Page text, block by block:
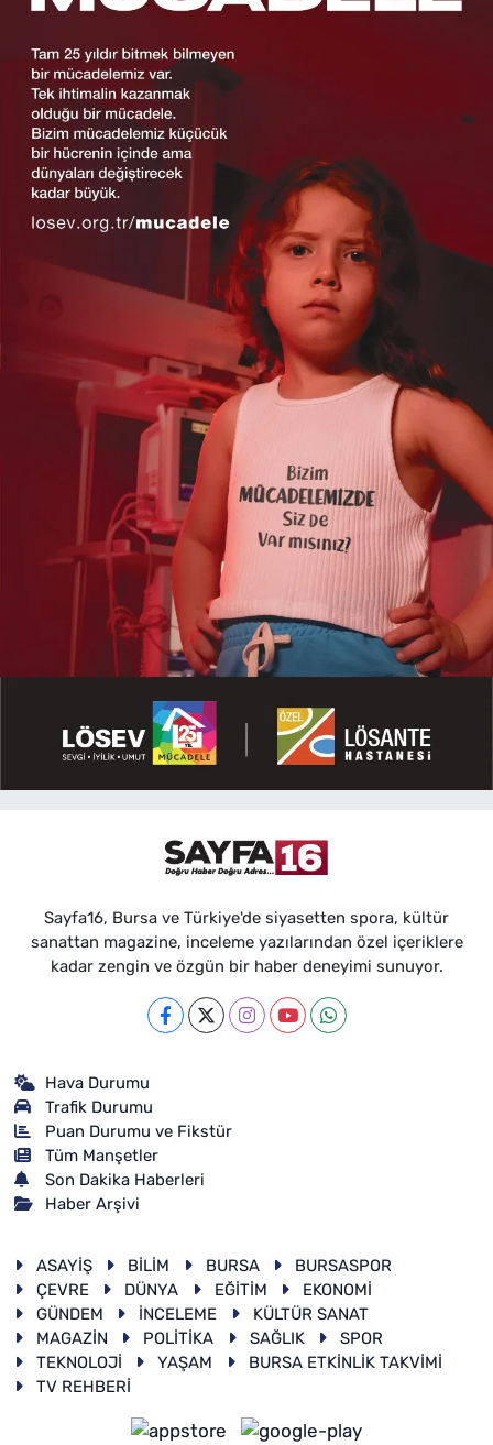
Sayfa16, Bursa ve Türkiye'de siyasetten spora, kültür
sanattan magazine, inceleme yazılarından özel içeriklere
kadar zengin ve özgün bir haber deneyimi sunuyor.
Hava Durumu
Trafik Durumu
Puan Durumu ve Fikstür
Tüm Manşetler
Son Dakika Haberleri
Haber Arşivi
ASAYİŞ BİLİM BURSA
BURSASPOR
ÇEVRE
DÜNYA EĞİTİM
EKONOMİ
GÜNDEM
İNCELEME
KÜLTÜR SANAT
MAGAZİN
POLİTİKA SAĞLIK
SPOR
TEKNOLOJİ
YAŞAM
BURSA ETKİNLİK TAKVİMİ
TV REHBERİ